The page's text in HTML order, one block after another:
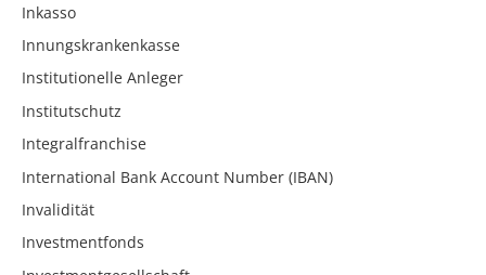
Inkasso
Innungskrankenkasse
Institutionelle Anleger
Institutschutz
Integralfranchise
International Bank Account Number (IBAN)
Invalidität
Investmentfonds